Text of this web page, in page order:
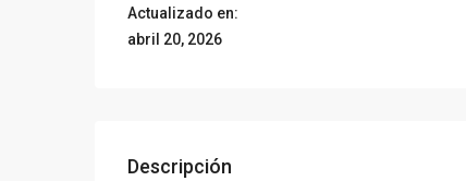
Actualizado en:
abril 20, 2026
Descripción